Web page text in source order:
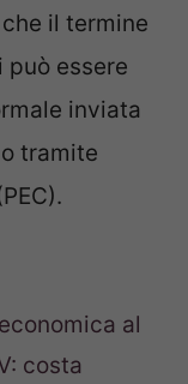
il termine
può essere
inviata
tramite
al
costa